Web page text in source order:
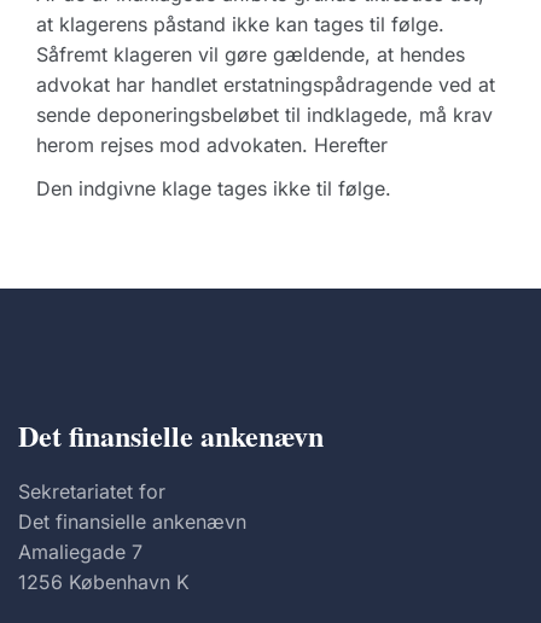
at klagerens påstand ikke kan tages til følge.
Såfremt klageren vil gøre gældende, at hendes
advokat har handlet erstatningspådragende ved at
sende deponeringsbeløbet til indklagede, må krav
herom rejses mod advokaten. Herefter
Den indgivne klage tages ikke til følge.
Det finansielle ankenævn
Sekretariatet for
Det finansielle ankenævn
Amaliegade 7
1256 København K